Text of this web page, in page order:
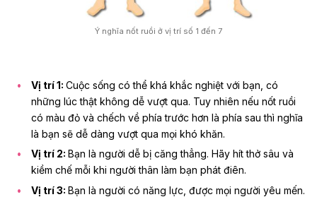
Ý nghĩa nốt ruồi ở vị trí số 1 đến 7
Vị trí 1: Cuộc sống có thể khá khắc nghiệt với bạn, có
những lúc thật không dễ vượt qua. Tuy nhiên nếu nốt ruồi
có màu đỏ và chếch về phía trước hơn là phía sau thì nghĩa
là bạn sẽ dễ dàng vượt qua mọi khó khăn.
Vị trí 2: Bạn là người dễ bị căng thẳng. Hãy hít thở sâu và
kiềm chế mỗi khi người thân làm bạn phát điên.
Vị trí 3: Bạn là người có năng lực, được mọi người yêu mến.